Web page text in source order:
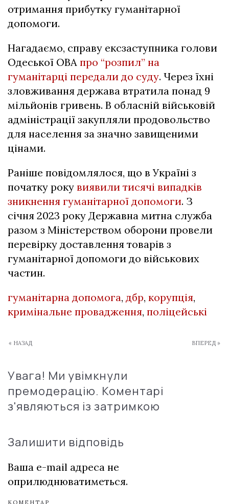
отримання прибутку гуманітарної
допомоги.
Нагадаємо, справу ексзаступника голови
Одеської ОВА про “розпил” на
гуманітарці передали до суду. Через їхні
зловживання держава втратила понад 9
мільйонів гривень. В обласній військовій
адміністрації закупляли продовольство
для населення за значно завищеними
цінами.
Раніше повідомлялося, що в Україні з
початку року виявили тисячі випадків
зникнення гуманітарної допомоги. З
січня 2023 року Державна митна служба
разом з Міністерством оборони провели
перевірку доставлення товарів з
гуманітарної допомоги до військових
частин.
гуманітарна допомога, дбр, корупція,
кримінальне провадження, поліцейські
« НАЗАД ВПЕРЕД »
Увага! Ми увімкнули
премодерацію. Коментарі
з'являються із затримкою
Залишити відповідь
Ваша e-mail адреса не
оприлюднюватиметься.